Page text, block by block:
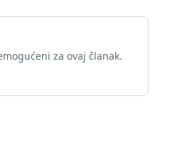
za ovaj članak.